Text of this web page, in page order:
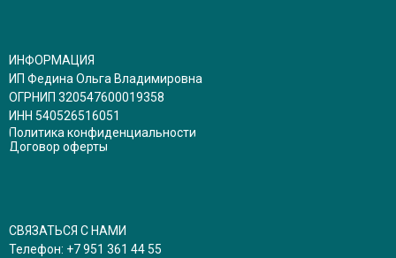
ИНФОРМАЦИЯ
ИП Федина Ольга Владимировна
ОГРНИП 320547600019358
ИНН 540526516051
Политика конфиденциальности
Договор оферты
СВЯЗАТЬСЯ С НАМИ
Телефон: +7 951 361 44 55